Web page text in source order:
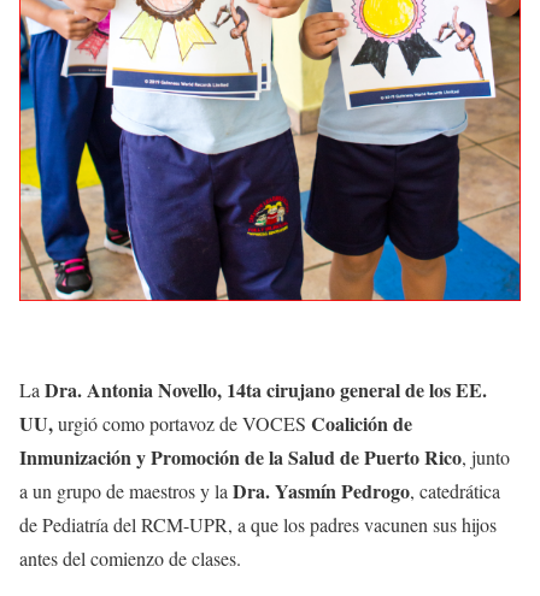
La Dra. Antonia Novello, 14ta cirujano general de los EE.
UU,urgió como portavoz de VOCES Coalición de
Inmunización y Promoción de la Salud de Puerto Rico, junto
a un grupo de maestros y la Dra. Yasmín Pedrogo, catedrática
de Pediatría del RCM-UPR, a que los padres vacunen sus hijos
antes del comienzo de clases.